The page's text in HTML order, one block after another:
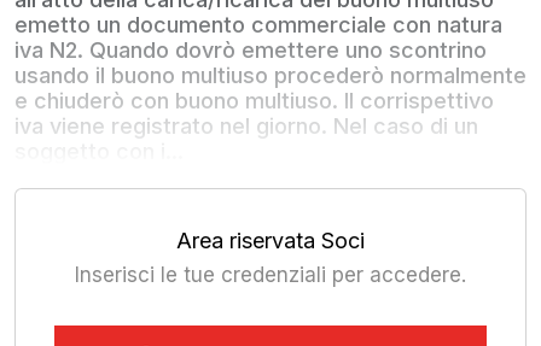
emetto un documento commerciale con natura
iva N2. Quando dovrò emettere uno scontrino
usando il buono multiuso procederò normalmente
e chiuderò con buono multiuso. Il corrispettivo
iva viene registrato nel giorno. Nel caso di un
Area riservata Soci
Inserisci le tue credenziali per accedere.